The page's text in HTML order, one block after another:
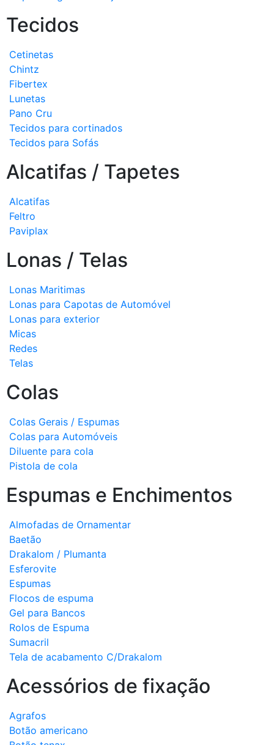
Tecidos
Cetinetas
Chintz
Fibertex
Lunetas
Pano Cru
Tecidos para cortinados
Tecidos para Sofás
Alcatifas / Tapetes
Alcatifas
Feltro
Paviplax
Lonas / Telas
Lonas Maritimas
Lonas para Capotas de Automóvel
Lonas para exterior
Micas
Redes
Telas
Colas
Colas Gerais / Espumas
Colas para Automóveis
Diluente para cola
Pistola de cola
Espumas e Enchimentos
Almofadas de Ornamentar
Baetão
Drakalom / Plumanta
Esferovite
Espumas
Flocos de espuma
Gel para Bancos
Rolos de Espuma
Sumacril
Tela de acabamento C/Drakalom
Acessórios de fixação
Agrafos
Botão americano